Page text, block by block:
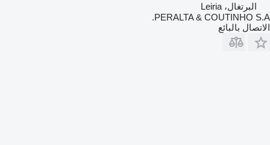
البرتغال، Leiria
PERALTA & COUTINHO S.A.
الاتصال بالبائع